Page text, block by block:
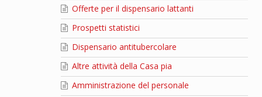
Offerte per il dispensario lattanti
Prospetti statistici
Dispensario antitubercolare
Altre attività della Casa pia
Amministrazione del personale